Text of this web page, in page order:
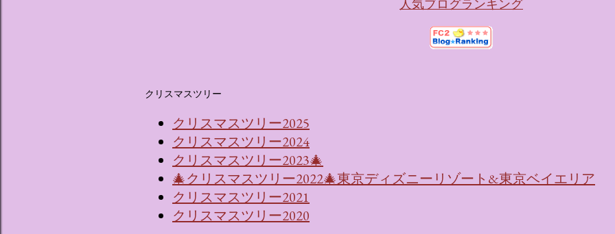
人気ブログランキング
クリスマスツリー
クリスマスツリー2025
クリスマスツリー2024
クリスマスツリー2023🎄
🎄クリスマスツリー2022🎄東京ディズニーリゾート&東京ベイエリア
クリスマスツリー2021
クリスマスツリー2020